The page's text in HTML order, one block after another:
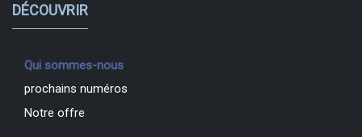
DÉCOUVRIR
Qui sommes-nous
prochains numéros
Notre offre